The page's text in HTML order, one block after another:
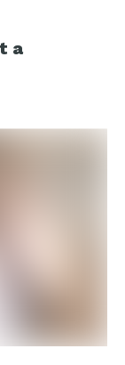
a